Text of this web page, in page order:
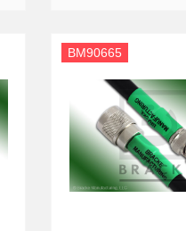
BM90665